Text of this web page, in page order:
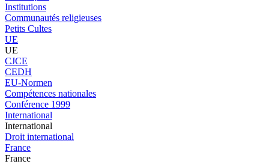
Institutions
Communautés religieuses
Petits Cultes
UE
UE
CJCE
CEDH
EU-Normen
Compétences nationales
Conférence 1999
International
International
Droit international
France
France